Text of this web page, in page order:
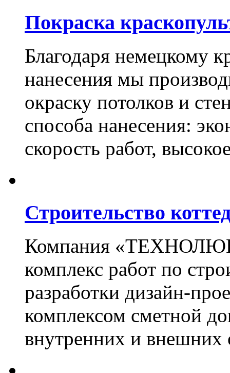
Покраска
Благодаря немецкому
нанесения мы
окраску потолков и
способа нанесения:
скорость работ,
Строительство
Компания
комплекс работ по
разработки дизайн-
комплексом сметной
внутренних и внешних